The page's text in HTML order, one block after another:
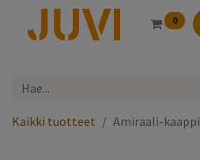
0
Kaikki tuotteet Amiraali-kaappi